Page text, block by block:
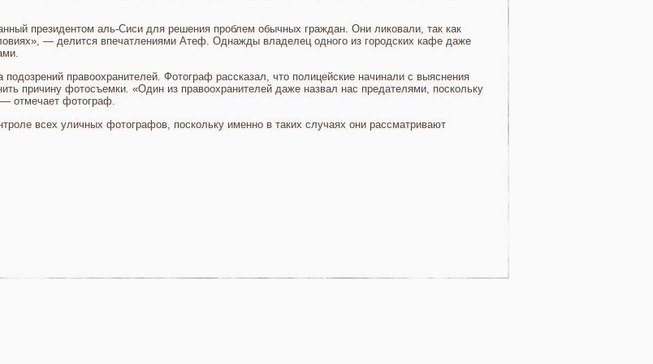
президентом аль-Сиси для решения проблем обычных граждан. Они ликовали, так как
— делится впечатлениями Атеф. Однажды владелец одного из городских кафе даже
правоохранителей. Фотограф рассказал, что полицейские начинали с выяснения
причину фотосъемки. «Один из правоохранителей даже назвал нас предателями, поскольку
отмечает фотограф.
всех уличных фотографов, поскольку именно в таких случаях они рассматривают